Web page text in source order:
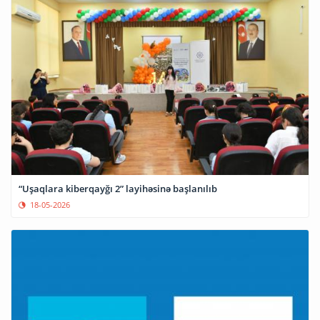
“Uşaqlara kiberqayğı 2” layihəsinə başlanılıb
18-05-2026